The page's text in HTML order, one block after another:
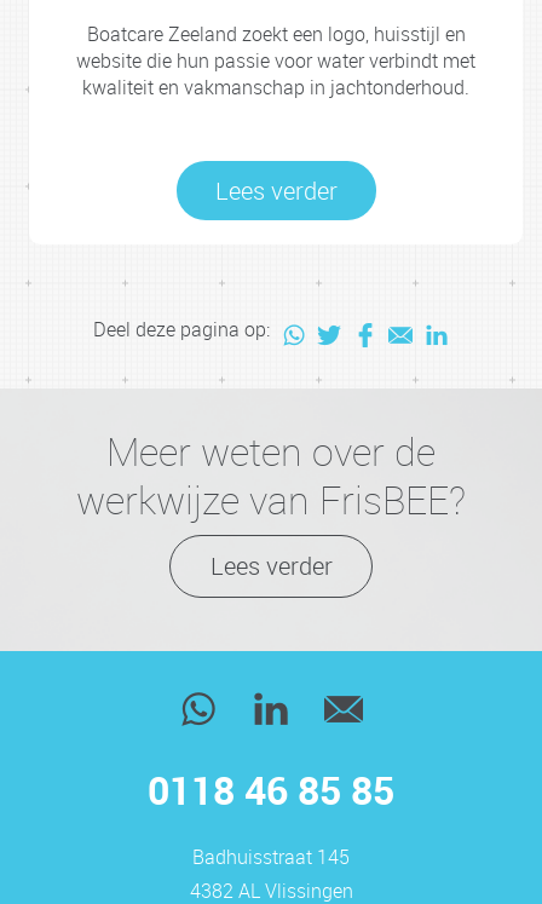
Boatcare Zeeland zoekt een logo, huisstijl en
website die hun passie voor water verbindt met
kwaliteit en vakmanschap in jachtonderhoud.
Lees verder
Deel deze pagina op:
Meer weten over de
werkwijze van FrisBEE?
Lees verder
0118 46 85 85
Badhuisstraat 145
4382 AL Vlissingen